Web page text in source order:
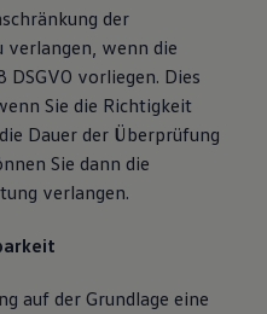
der
verlangen, wenn die
DSGVO vorliegen. Dies
Sie die Richtigkeit
Dauer der Überprüfung
Sie dann die
verlangen.
auf der Grundlage eine